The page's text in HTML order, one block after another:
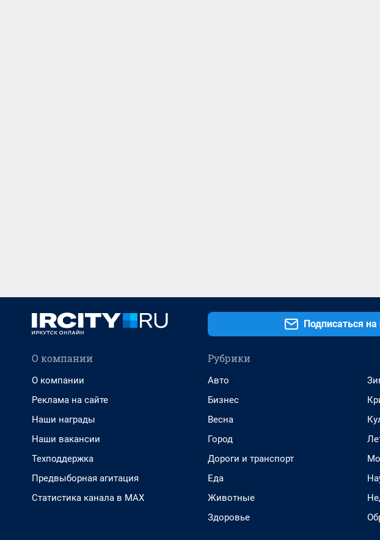
Подписаться на
О компании
О компании
Реклама на сайте
Наши награды
Наши вакансии
Техподдержка
Предвыборная агитация
Статистика канала в MAX
Рубрики
Авто
Бизнес
Весна
Город
Дороги и транспорт
Еда
Животные
Здоровье